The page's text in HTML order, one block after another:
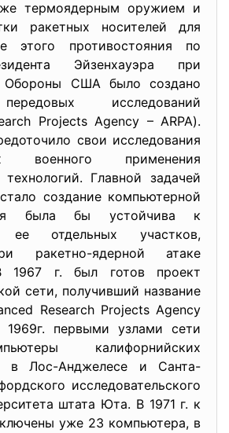
термоядерным оружием и
ракетных носителей для
этого противостояния по
Эйзенхауэра при
Обороны США было создано
исследований
Projects Agency – ARPA).
свои исследования
военного применения
Главной задачей
создание компьютерной
была бы устойчива к
ее отдельных участков,
ракетно-ядерной атаке
1967 г. был готов проект
сети, получивший название
Research Projects Agency
первыми узлами сети
калифорнийских
в Лос-Анджелесе и Санта-
исследовательского
штата Юта. В 1971 г. к
уже 23 компьютера, в